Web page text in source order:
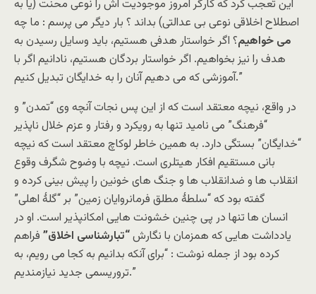
این تعجب کرد که کارگر امروز موجودیت اش را نوعی محنت (یا به
اصطلاح اخلاقی نوعی بی عدالتی) بداند ؟ بار دیگر می پرسم : ما چه
می خواهیم؟ اگر خواستار هدفی هستیم، باید وسایل رسیدن به
هدف را نیز بخواهیم. اگر خواستار بردگان هستیم، نادانیم اگر با
آموزشی که می دهیم آنان را به خدایگان تبدیل کنیم.”
در واقع، نیچه معتقد است که از این پس نجات آنچه وی “تمدن” و
“فرهنگ” می نامید تنها به رویکرد و رفتار و عزم خلال ناپذیر
“خدایگان” بستگی دارد. به همین خاطر لوکاچ معتقد است که نیچه
بانی مستقیم افکار هیتلری است. نیچه با وضوح شگرف وقوع
انقلاب ها و ضدانقلاب ها و جنگ های خونین را پیش بینی کرده و
گفته بود که “سلطۀ مطلق فرمانروایان زمین” بر “گلۀ اهلی”
انسان ها تنها در پی چنین خشونت هایی امکانپذیر است. او در
یادداشت هایی که همزمان با نگارش“تبارشناسی اخلاق” فراهم
کرده بود از جمله نوشت : “برای آنکه بدانیم به کجا می رویم، به
تروریسمی جدید نیازمندیم.”